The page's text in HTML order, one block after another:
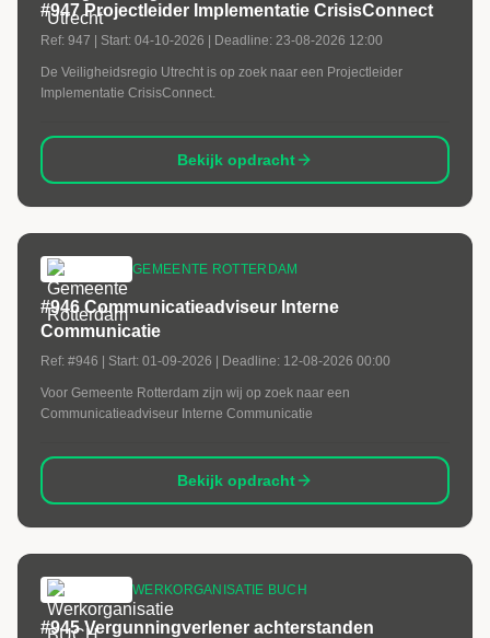
#947 Projectleider Implementatie CrisisConnect
Ref: 947 | Start: 04-10-2026 | Deadline: 23-08-2026 12:00
De Veiligheidsregio Utrecht is op zoek naar een Projectleider
Implementatie CrisisConnect.
Bekijk opdracht
GEMEENTE ROTTERDAM
#946 Communicatieadviseur Interne
Communicatie
Ref: #946 | Start: 01-09-2026 | Deadline: 12-08-2026 00:00
Voor Gemeente Rotterdam zijn wij op zoek naar een
Communicatieadviseur Interne Communicatie
Bekijk opdracht
WERKORGANISATIE BUCH
#945 Vergunningverlener achterstanden